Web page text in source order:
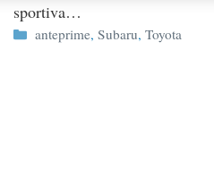
sportiva…
Categorie
anteprime,Subaru,Toyota